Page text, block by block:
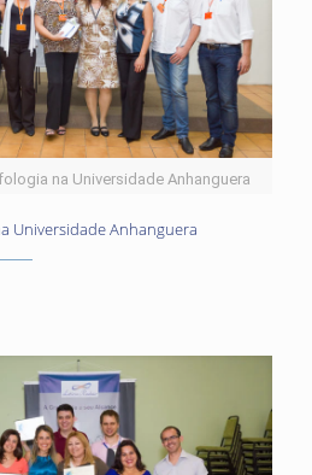
na Universidade Anhanguera
Universidade Anhanguera